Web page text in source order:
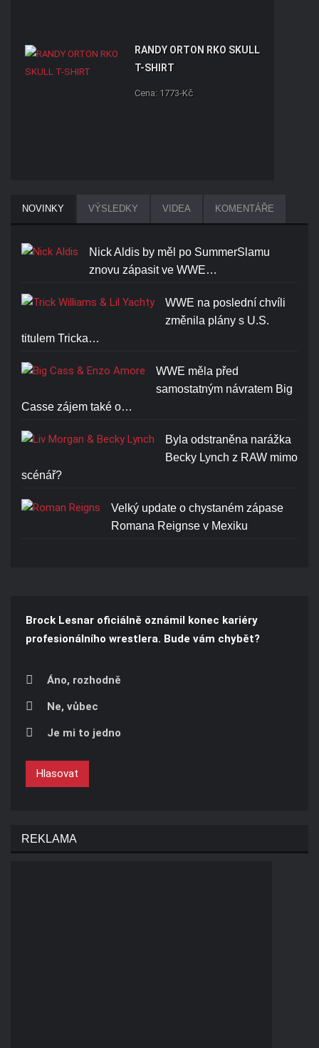
RANDY ORTON RKO SKULL
T-SHIRT
Cena: 1773-Kč
ME T-SHIRT
Cena: 1773-Kč
NOVINKY VÝSLEDKY VIDEA KOMENTÁŘE
Nick Aldis by měl po SummerSlamu
znovu zápasit ve WWE…
WWE na poslední chvíli
změnila plány s U.S.
titulem Tricka…
WWE měla před
samostatným návratem Big
Casse zájem také o…
Byla odstraněna narážka
Becky Lynch z RAW mimo
scénář?
Velký update o chystaném zápase
Romana Reignse v Mexiku
Brock Lesnar oficiálně oznámil konec kariéry
profesionálního wrestlera. Bude vám chybět?
Áno, rozhodně
Ne, vůbec
Je mi to jedno
Hlasovat
REKLAMA